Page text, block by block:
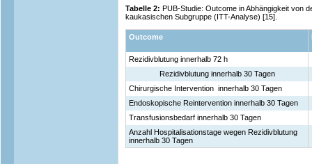
Tabelle 2: PUB-Studie: Outcome in Abhängigkeit von
kaukasischen Subgruppe (ITT-Analyse) [15].
Outcome
Rezidivblutung innerhalb 72 h
Rezidivblutung innerhalb 30 Tagen
Chirurgische Intervention innerhalb 30 Tagen
Endoskopische Reintervention innerhalb 30 Tagen
Transfusionsbedarf innerhalb 30 Tagen
Anzahl Hospitalisationstage wegen Rezidivblutung
innerhalb 30 Tagen